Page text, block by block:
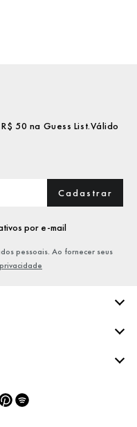
50 na Guess List.Válido
Cadastrar
por e-mail
pessoais. Ao fornecer seus